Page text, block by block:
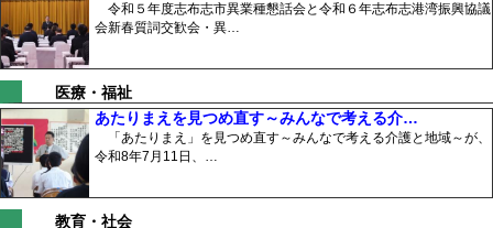
令和５年度志布志市異業種懇話会と令和６年志布志港湾振興協議
会新春質詞交歓会・異…
医療・福祉
あたりまえを見つめ直す～みんなで考える介…
「あたりまえ」を見つめ直す～みんなで考える介護と地域～が、
令和8年7月11日、…
教育・社会